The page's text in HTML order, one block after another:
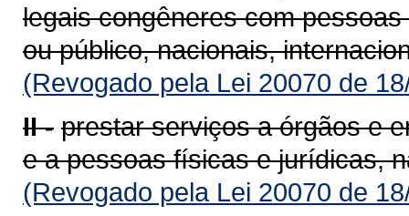
legais congêneres com
ou público, nacionais,
(Revogado pela Lei 20070 de
II - prestar serviços a órgãos e
e a pessoas físicas e jurídicas,
(Revogado pela Lei 20070 de